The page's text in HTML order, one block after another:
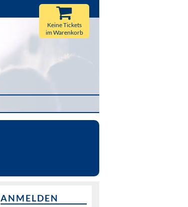
Keine Tickets
im Warenkorb
ANMELDEN